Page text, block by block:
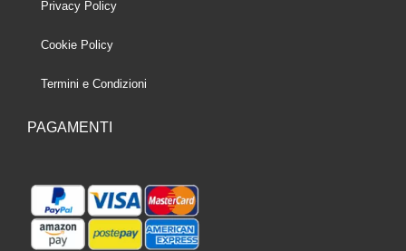
Privacy Policy
Cookie Policy
Termini e Condizioni
PAGAMENTI